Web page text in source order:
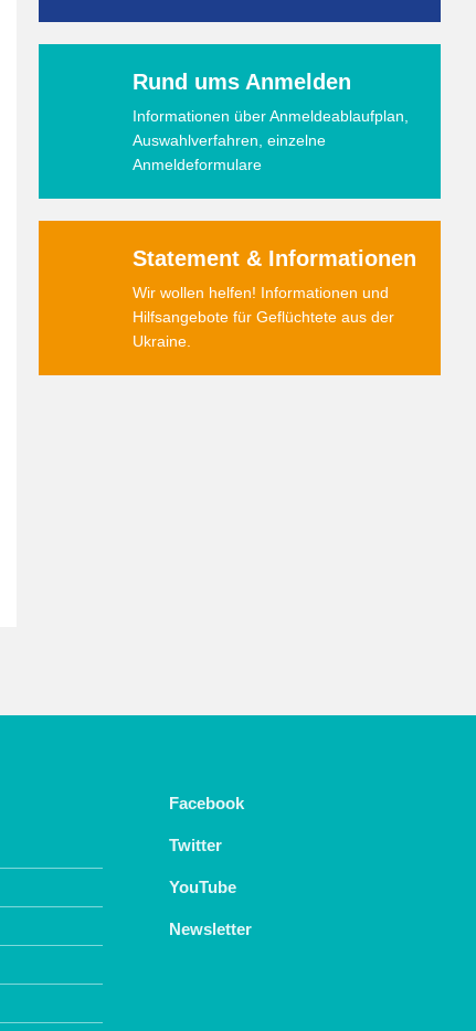
Rund ums Anmelden
Informationen über Anmeldeablaufplan,
Auswahlverfahren, einzelne
Anmeldeformulare
Statement & Informationen
Wir wollen helfen! Informationen und
Hilfsangebote für Geflüchtete aus der
Ukraine.
Facebook
Twitter
YouTube
Newsletter